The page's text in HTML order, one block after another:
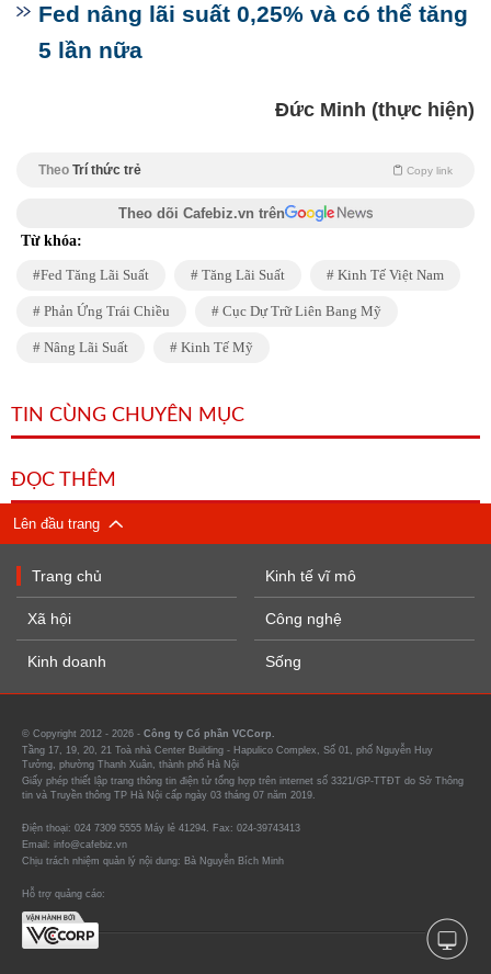
Fed nâng lãi suất 0,25% và có thể tăng
5 lần nữa
Đức Minh (thực hiện)
Theo Trí thức trẻ Copy link
Theo dõi Cafebiz.vn trên
Từ khóa:
Fed Tăng Lãi Suất Tăng Lãi Suất Kinh Tế Việt Nam
Phản Ứng Trái Chiều Cục Dự Trữ Liên Bang Mỹ
Nâng Lãi Suất Kinh Tế Mỹ
TIN CÙNG CHUYÊN MỤC
ĐỌC THÊM
Lên đầu trang
Trang chủ
Xã hội
Kinh doanh
Kinh tế vĩ mô
Công nghệ
Sống
© Copyright 2012 - 2026 - Công ty Cổ phần VCCorp.
Tầng 17, 19, 20, 21 Toà nhà Center Building - Hapulico Complex, Số 01, phố Nguyễn Huy
Tưởng, phường Thanh Xuân, thành phố Hà Nội
Giấy phép thiết lập trang thông tin điện tử tổng hợp trên internet số 3321/GP-TTĐT do Sở Thông
tin và Truyền thông TP Hà Nội cấp ngày 03 tháng 07 năm 2019.
Điện thoại: 024 7309 5555 Máy lẻ 41294. Fax: 024-39743413
Email: info@cafebiz.vn
Chịu trách nhiệm quản lý nội dung: Bà Nguyễn Bích Minh
Hỗ trợ quảng cáo: